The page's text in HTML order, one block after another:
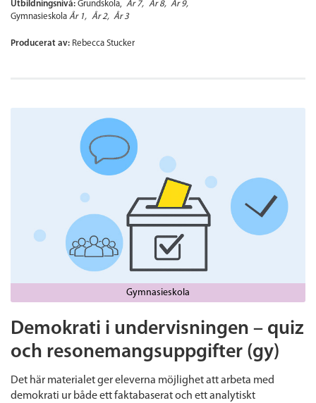
Utbildningsnivå: Grundskola År 7 År 8
År 9
Gymnasieskola År 1 År 2 År 3
Producerat av: Rebecca Stucker
Gymnasieskola
Demokrati i undervisningen – quiz
och resonemangsuppgifter (gy)
Det här materialet ger eleverna möjlighet att arbeta med
demokrati ur både ett faktabaserat och ett analytiskt